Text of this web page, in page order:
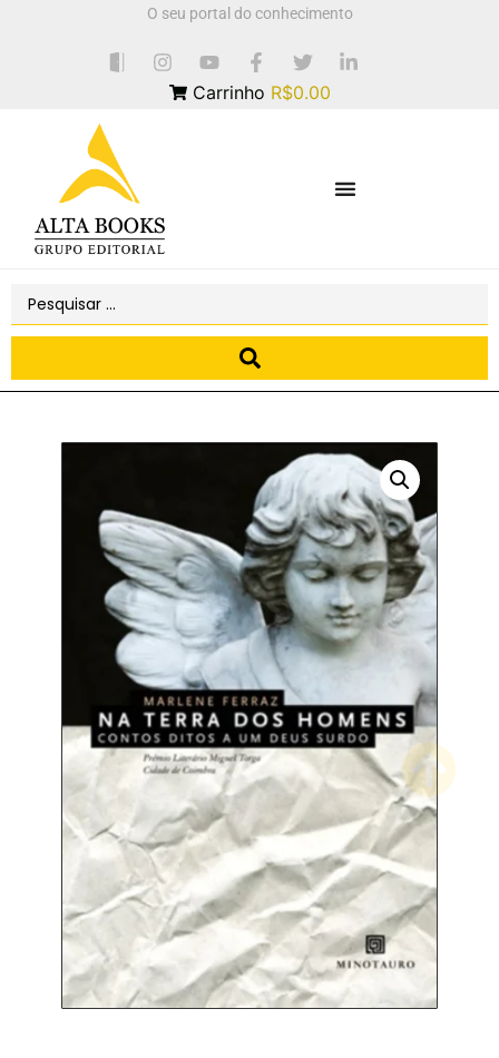
O seu portal do conhecimento
Carrinho R$0.00